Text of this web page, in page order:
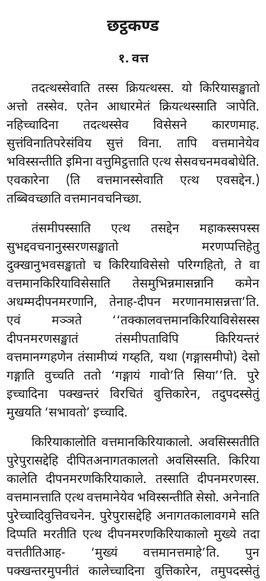
छट्ठकण्ड
१. वत्त
तदत्थस्सेवाति तस्स क्रियत्थस्स. यो किरियासङ्खातो
अत्तो तस्सेव. एतेन आधारमेतं क्रियत्थस्साति ञापेति.
नहिच्चादिना तदत्थस्सेव विसेसने कारणमाह.
सुत्तंविनातिपरेसंवियसुत्तं विना. तापि वत्तमानेयेव
भविस्सन्तीति इमिना वत्तुमिट्ठत्ताति एत्थ सेसवचनमवबोधेति.
एवकारेना (ति वत्तमानस्सेवाति एत्थ एवसद्देन.)
तब्बिवच्छाति वत्तमानवचनिच्छा.
तंसमीपस्साति एत्थ तसद्देन महाकस्सपस्स
सुभद्दवचनानुस्सरणसङ्खातो मरणप्पत्तिहेतु
दुक्खानुभवसङ्खातो च किरियाविसेसो परिग्गहितो, ते वा
वत्तमानकिरियाविसेसाति तेसमुभिन्नमासन्नानि कमेन
अधम्मदीपनमरणानि, तेनाह-दीपन मरणानमासन्नत्ता’ति.
एवं मञ्ञते ‘‘तक्कालवत्तमानकिरियाविसेसस्स
दीपनमरणसङ्खातं तंसमीपताविपि किरियन्तरं
वत्तमानग्गहणेन तंसामीप्यं गय्हति, यथा (गङ्गासमीपो) देसो
गङ्गाति वुच्चति ततो ‘गङ्गायं गावो’ति सिया’’ति. पुरे
इच्चादिना पक्खन्तरं विरचितं वुत्तिकारेन, तदुपदस्सेतुं
मुखयति ‘सभावतो’ इच्चादि.
किरियाकालोति वत्तमानकिरियाकालो. अवसिस्सतीति
पुरेपुरासद्देहि दीपितअनागतकालतो अवसिस्सति. किरिया
कालेति दीपनमरणकिरियाकाले. तस्साति दीपनमरणस्स.
वत्तमानत्ताति एत्थ वत्तमानेयेव भविस्सन्तीति सेसो. अनेनाति
पुरेच्चादिवुत्तिवचनेन. पुरेपुरासद्देहि अनागतकालावगमे सति
दिप्पति मरतीति एत्थ दीपनमरणकिरियाकालो मुख्ये तदा
वत्ततीतिआह- ‘मुख्यं वत्तमानत्तमाहे’ति. पुन
पक्खन्तरमुपनीतं कालेच्चादिना वुत्तिकारेन, तमुपदस्सेतुं